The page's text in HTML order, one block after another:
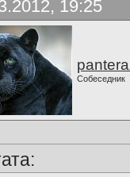
19:25
Собеседник